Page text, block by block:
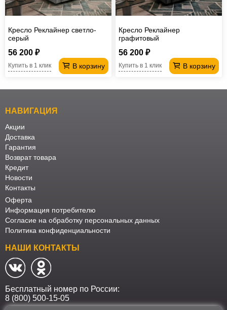
Кресло Реклайнер светло-
серый
56 200 ₽
В корзину
Купить в 1 клик
Кресло Реклайнер
графитовый
56 200 ₽
В корзину
Купить в 1 клик
НАВИГАЦИЯ
Акции
Доставка
Гарантия
Возврат товара
Кредит
Новости
Контакты
Оферта
Информация потребителю
Согласие на обработку персональных данных
Политика конфиденциальности
НАШИ КОНТАКТЫ
Бесплатный номер по России:
8 (800) 500-15-05